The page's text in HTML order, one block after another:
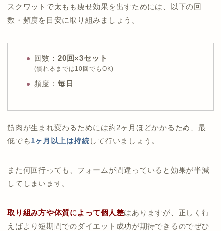
スクワットで太もも痩せ効果を出すためには、以下の回
数・頻度を目安に取り組みましょう。
回数： 20回×3セット
(慣れるまでは10回でもOK)
頻度： 毎日
筋肉が生まれ変わるためには約2ヶ月ほどかかるため、最
低でも1ヶ月以上は持続して行いましょう。
また何回行っても、フォームが間違っていると効果が半減
してしまいます。
取り組み方や体質によって個人差はありますが、正しく行
えばより短期間でのダイエット成功が期待できるのでぜひ